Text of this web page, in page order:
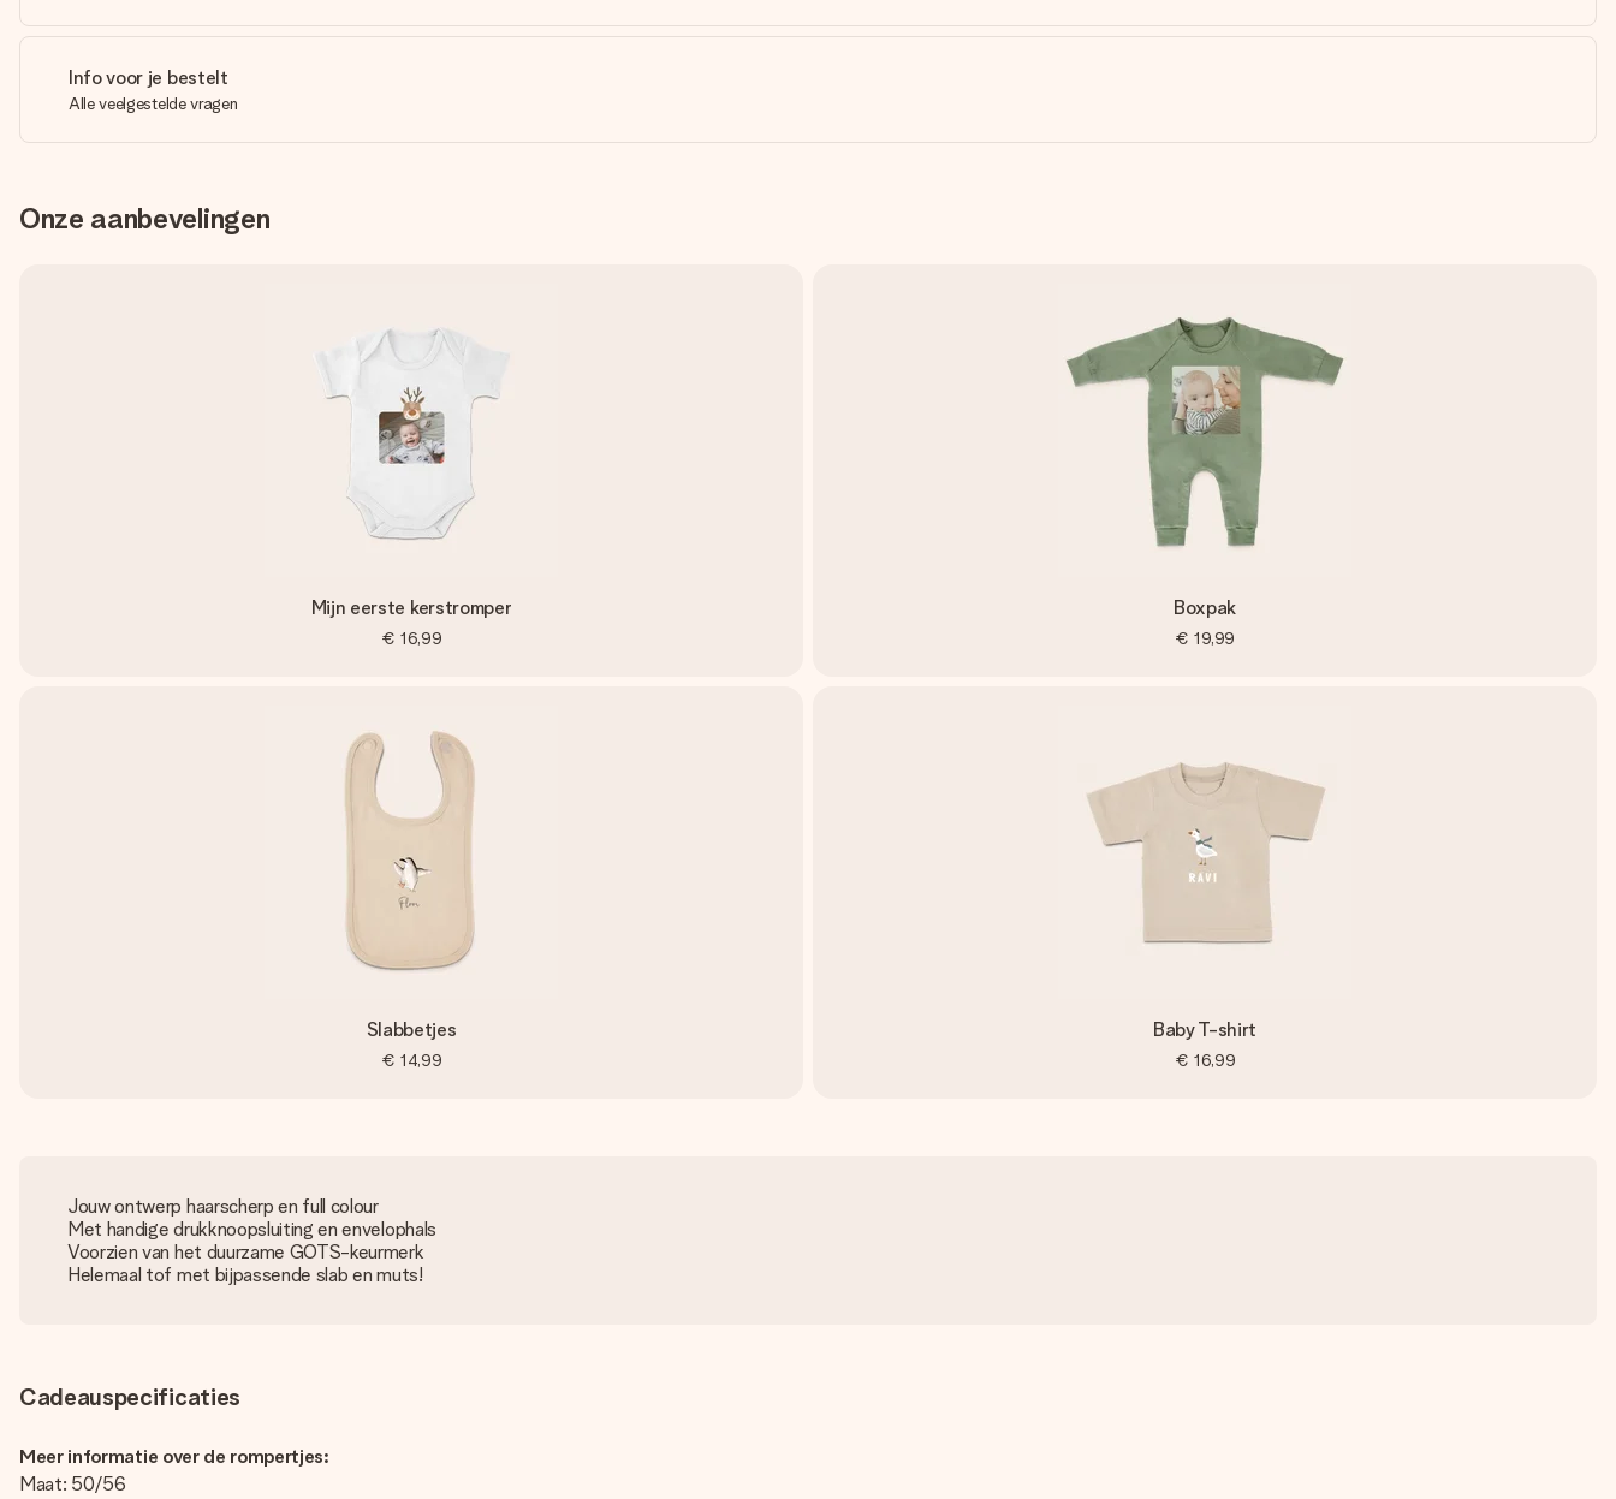
Info voor je bestelt
Alle veelgestelde vragen
Onze aanbevelingen
Mijn eerste kerstromper
€ 16,99
Boxpak
€ 19,99
Slabbetjes
€ 14,99
Baby T-shirt
€ 16,99
Jouw ontwerp haarscherp en full colour
Met handige drukknoopsluiting en envelophals
Voorzien van het duurzame GOTS-keurmerk
Helemaal tof met bijpassende slab en muts!
Cadeauspecificaties
Meer informatie over de rompertjes:
Maat: 50/56